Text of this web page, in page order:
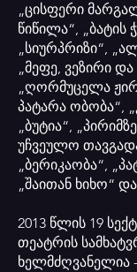
„ცისფერი
წიწილა“, „ბატის
„სიურპრიზი“,
„მეფე, ვეზირი
„ღორმუცელა
პატარა ობობა“,
„ბუტია“,
უჩვეულო
„ბერიკაობა“,
„შაითან ხიხო“ და
2013 წლის 19
თეატრის
ხელმძღვანელია